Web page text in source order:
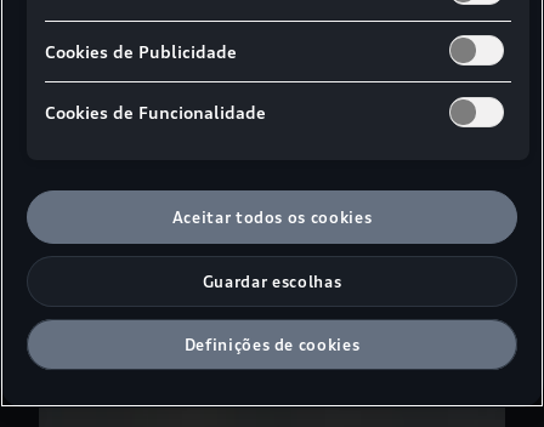
Cookies de Publicidade
Cookies de Funcionalidade
Aceitar todos os cookies
Guardar escolhas
Definições de cookies